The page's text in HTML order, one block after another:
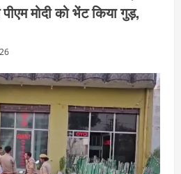
मोदी को भेंट किया गुड़,